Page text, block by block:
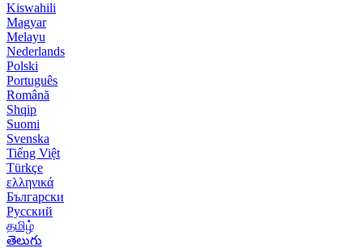
Kiswahili
Magyar
Melayu
Nederlands
Polski
Português
Română
Shqip
Suomi
Svenska
Tiếng Việt
Türkçe
ελληνικά
Български
Русский
தமிழ்
తెలుగు